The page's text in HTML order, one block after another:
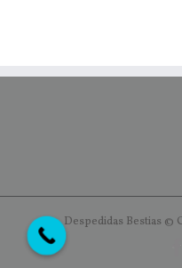
Despedidas Bestias ©